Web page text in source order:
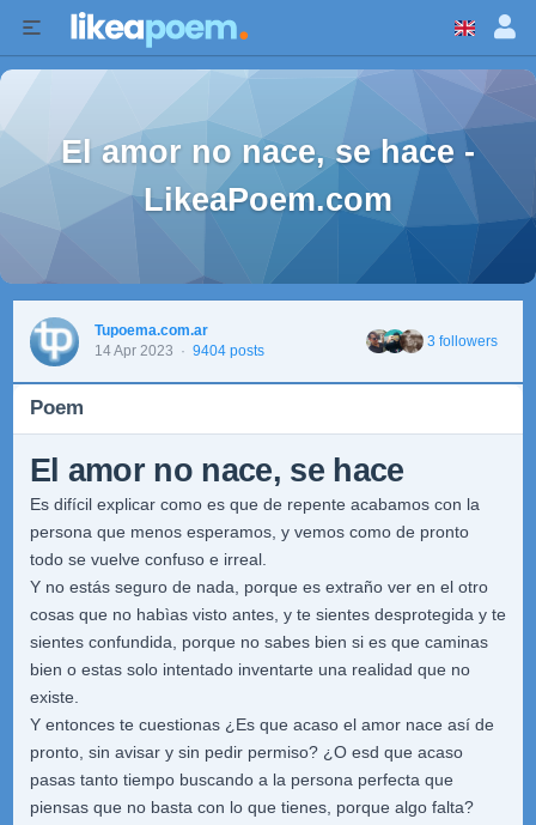
El amor no nace, se hace -
LikeaPoem.com
Tupoema.com.ar
14 Apr 2023 · 9404 posts
3 followers
Poem
El amor no nace, se hace
Es difícil explicar como es que de repente acabamos con la
persona que menos esperamos, y vemos como de pronto
todo se vuelve confuso e irreal.
Y no estás seguro de nada, porque es extraño ver en el otro
cosas que no habìas visto antes, y te sientes desprotegida y te
sientes confundida, porque no sabes bien si es que caminas
bien o estas solo intentado inventarte una realidad que no
existe.
Y entonces te cuestionas ¿Es que acaso el amor nace así de
pronto, sin avisar y sin pedir permiso? ¿O esd que acaso
pasas tanto tiempo buscando a la persona perfecta que
piensas que no basta con lo que tienes, porque algo falta?